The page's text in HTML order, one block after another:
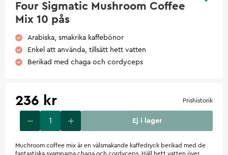
Four Sigmatic Mushroom Coffee
Mix 10 pås
Arabiska, smakrika kaffebönor
Enkel att använda, tillsätt hett vatten
Berikad med chaga och cordyceps
236 kr Prishistorik
Ej i lager
Muchroom coffee mix är en välsmakande kaffedryck berikad med de
fantastiska svamparna chaga och cordyceps. Häll hett vatten över